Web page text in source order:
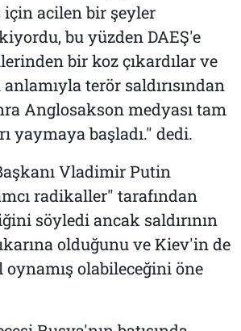
acilen bir şeyler
bu yüzden DAEŞ'e
bir koz çıkardılar ve
terör saldırısından
Anglosakson medyası tam
yaymaya başladı." dedi.
Vladimir Putin
radikaller" tarafından
söyledi ancak saldırının
olduğunu ve Kiev'in de
oynamış olabileceğini öne